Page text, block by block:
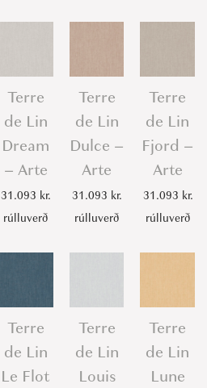
Terre
de Lin
Dream
– Arte
31.093 kr.
rúlluverð
Terre
de Lin
Dulce –
Arte
31.093 kr.
rúlluverð
Terre
de Lin
Fjord –
Arte
31.093 kr.
rúlluverð
Terre
de Lin
Le Flot
Terre
de Lin
Louis
Terre
de Lin
Lune